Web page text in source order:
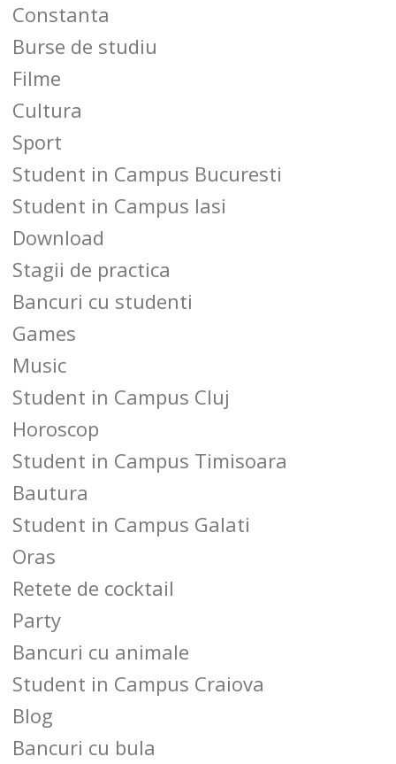
Constanta
Burse de studiu
Filme
Cultura
Sport
Student in Campus Bucuresti
Student in Campus Iasi
Download
Stagii de practica
Bancuri cu studenti
Games
Music
Student in Campus Cluj
Horoscop
Student in Campus Timisoara
Bautura
Student in Campus Galati
Oras
Retete de cocktail
Party
Bancuri cu animale
Student in Campus Craiova
Blog
Bancuri cu bula